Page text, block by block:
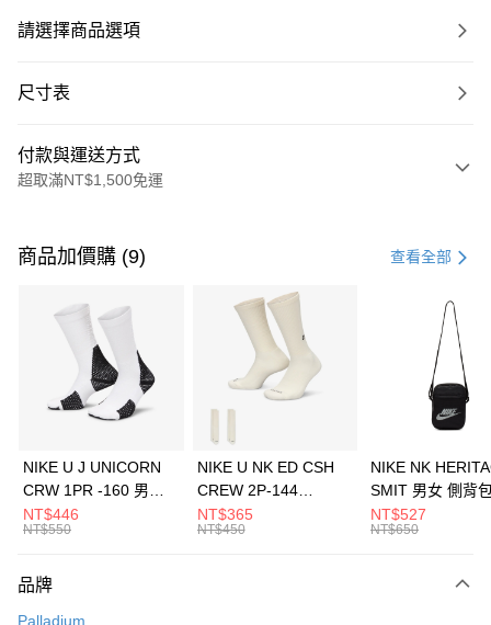
請選擇商品選項
尺寸表
付款與運送方式
超取滿NT$1,500免運
信用卡一次付款
3 期 0 利率 每期 21家銀行
合作金庫商業銀行
第一商業銀行
華南商業銀行
彰化商業銀行
上海商業儲蓄銀行
元大商業銀行
台灣樂天信用卡公司
Apple Pay
全盈+PAY
AFTEE先享後付
【關於「AFTEE先享後付」】
運送方式
商品加價購 (9) 查看全部
NIKE U J UNICORN
CRW 1PR -160 男女
中統襪 FZ3393100
NT$446
NT$550
NIKE U NK ED CSH
CREW 2P-144
EMBRDY 男女 短統襪
FZ3073133
NT$365
NT$450
NIKE NK
SMIT 男女 側背
BA5871010
NT$527
NT$650
品牌
Palladium